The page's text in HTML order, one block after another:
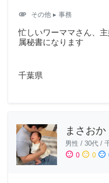
attachment その他 ▸ 事務
忙しいワーママさん、
属秘書になります
千葉県
まさおか
男性 / 30代 /
sentiment_satisfied 0 sentiment_neutral 0 sentiment_dissatisfied